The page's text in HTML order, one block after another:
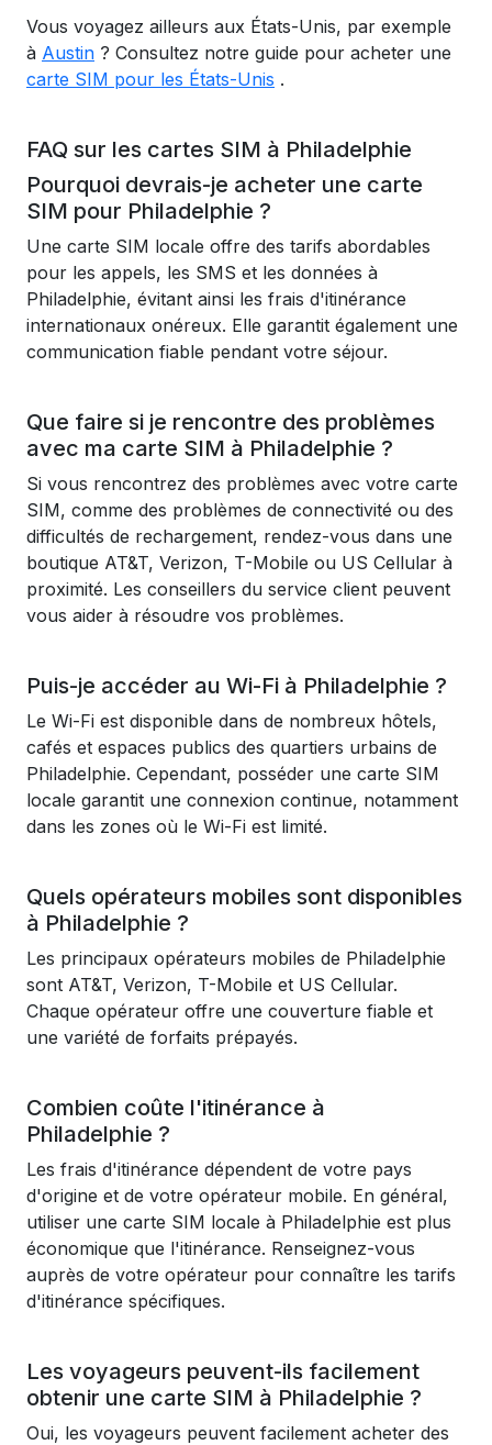
Vous voyagez ailleurs aux États-Unis, par exemple
à Austin ? Consultez notre guide pour acheter une
carte SIM pour les États-Unis .
FAQ sur les cartes SIM à Philadelphie
Pourquoi devrais-je acheter une carte
SIM pour Philadelphie ?
Une carte SIM locale offre des tarifs abordables
pour les appels, les SMS et les données à
Philadelphie, évitant ainsi les frais d'itinérance
internationaux onéreux. Elle garantit également une
communication fiable pendant votre séjour.
Que faire si je rencontre des problèmes
avec ma carte SIM à Philadelphie ?
Si vous rencontrez des problèmes avec votre carte
SIM, comme des problèmes de connectivité ou des
difficultés de rechargement, rendez-vous dans une
boutique AT&T, Verizon, T-Mobile ou US Cellular à
proximité. Les conseillers du service client peuvent
vous aider à résoudre vos problèmes.
Puis-je accéder au Wi-Fi à Philadelphie ?
Le Wi-Fi est disponible dans de nombreux hôtels,
cafés et espaces publics des quartiers urbains de
Philadelphie. Cependant, posséder une carte SIM
locale garantit une connexion continue, notamment
dans les zones où le Wi-Fi est limité.
Quels opérateurs mobiles sont disponibles
à Philadelphie ?
Les principaux opérateurs mobiles de Philadelphie
sont AT&T, Verizon, T-Mobile et US Cellular.
Chaque opérateur offre une couverture fiable et
une variété de forfaits prépayés.
Combien coûte l'itinérance à
Philadelphie ?
Les frais d'itinérance dépendent de votre pays
d'origine et de votre opérateur mobile. En général,
utiliser une carte SIM locale à Philadelphie est plus
économique que l'itinérance. Renseignez-vous
auprès de votre opérateur pour connaître les tarifs
d'itinérance spécifiques.
Les voyageurs peuvent-ils facilement
obtenir une carte SIM à Philadelphie ?
Oui, les voyageurs peuvent facilement acheter des